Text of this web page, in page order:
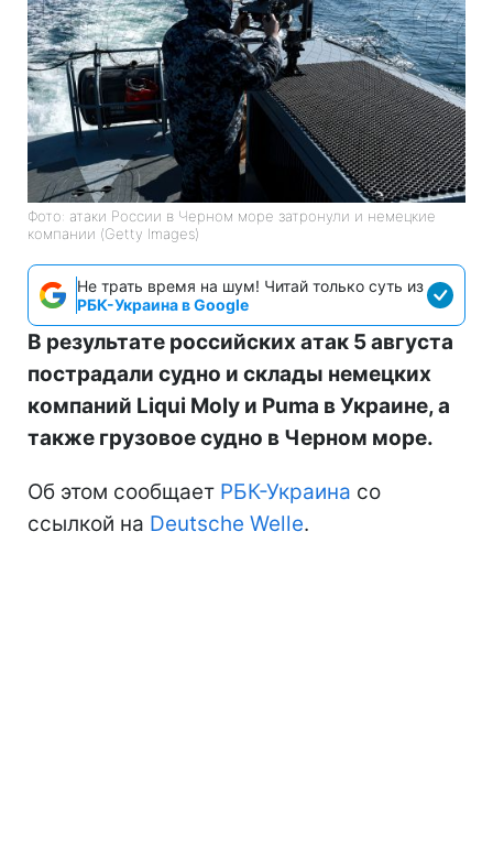
Фото: атаки России в Черном море затронули и немецкие
компании (Getty Images)
Не трать время на шум! Читай только суть из
РБК-Украина в Google
В результате российских атак 5 августа
пострадали судно и склады немецких
компаний Liqui Moly и Puma в Украине, а
также грузовое судно в Черном море.
Об этом сообщает РБК-Украина со
ссылкой на Deutsche Welle.